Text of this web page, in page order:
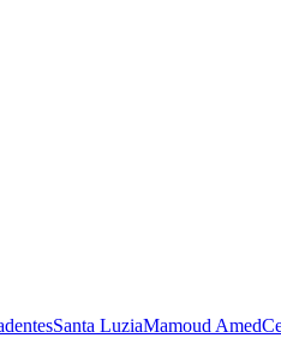
Santa LuziaMamoud Amed